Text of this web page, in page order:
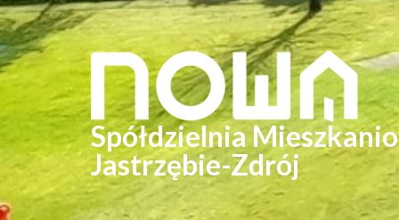
Spółdzielnia
Jastrzębie-Zdrój